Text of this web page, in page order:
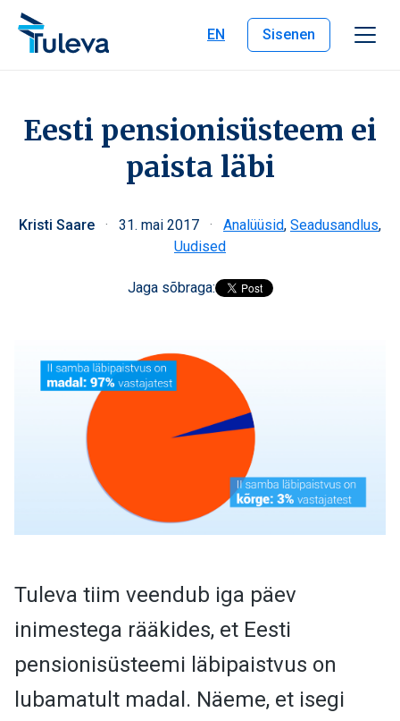
Liigu edasi sisu juurde
EN
Sisenen
Eesti pensionisüsteem ei
paista läbi
Kristi Saare · 31. mai 2017 · Analüüsid, Seadusandlus,
Uudised
Jaga sõbraga:
Tuleva tiim veendub iga päev
inimestega rääkides, et Eesti
pensionisüsteemi läbipaistvus on
lubamatult madal. Näeme, et isegi